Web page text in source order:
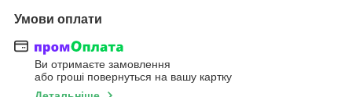
Умови оплати
Ви отримаєте замовлення
або гроші повернуться на вашу картку